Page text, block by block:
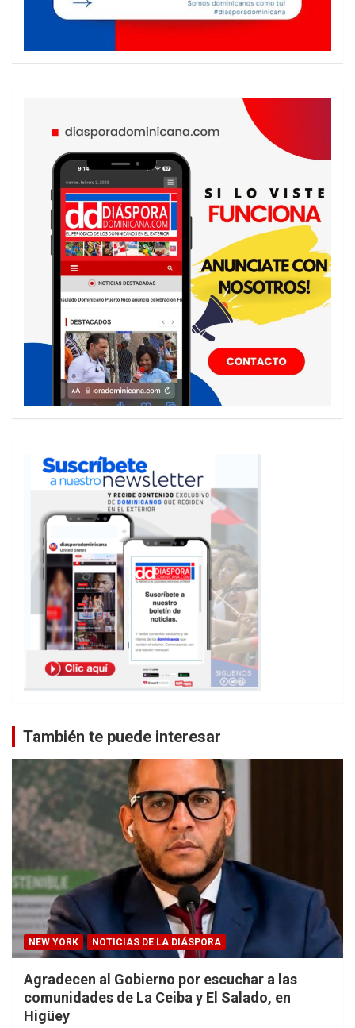
También te puede interesar
NEW YORK NOTICIAS DE LA DIÁSPORA
Agradecen al Gobierno por escuchar a las
comunidades de La Ceiba y El Salado, en
Higüey